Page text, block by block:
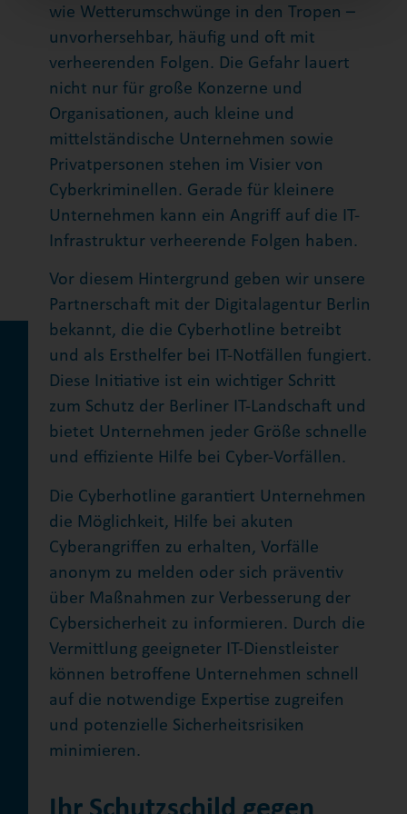
wie Wetterumschwünge in den Tropen –
unvorhersehbar, häufig und oft mit
verheerenden Folgen. Die Gefahr lauert
nicht nur für große Konzerne und
Organisationen, auch kleine und
mittelständische Unternehmen sowie
Privatpersonen stehen im Visier von
Cyberkriminellen. Gerade für kleinere
Unternehmen kann ein Angriff auf die IT-
Infrastruktur verheerende Folgen haben.
Vor diesem Hintergrund geben wir unsere
Partnerschaft mit der Digitalagentur Berlin
bekannt, die die Cyberhotline betreibt
und als Ersthelfer bei IT-Notfällen fungiert.
Diese Initiative ist ein wichtiger Schritt
zum Schutz der Berliner IT-Landschaft und
bietet Unternehmen jeder Größe schnelle
und effiziente Hilfe bei Cyber-Vorfällen.
Die Cyberhotline garantiert Unternehmen
die Möglichkeit, Hilfe bei akuten
Cyberangriffen zu erhalten, Vorfälle
anonym zu melden oder sich präventiv
über Maßnahmen zur Verbesserung der
Cybersicherheit zu informieren. Durch die
Vermittlung geeigneter IT-Dienstleister
können betroffene Unternehmen schnell
auf die notwendige Expertise zugreifen
und potenzielle Sicherheitsrisiken
minimieren.